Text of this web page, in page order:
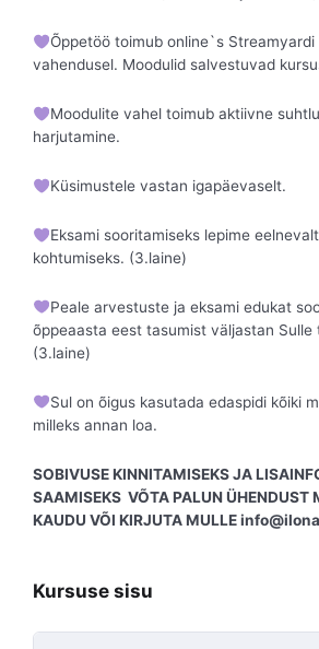
Õppetöö toimub online`s
vahendusel. Moodulid salvestuvad
Moodulite vahel toimub aktiivne
harjutamine.
Küsimustele vastan igapäevaselt.
Eksami sooritamiseks lepime
kohtumiseks. (3.laine)
Peale arvestuste ja eksami edukat
õppeaasta eest tasumist väljastan Sulle
(3.laine)
Sul on õigus kasutada edaspidi kõiki
milleks annan loa.
SOBIVUSE KINNITAMISEKS JA
SAAMISEKSVÕTA PALUN ÜHENDUST
KAUDU VÕI KIRJUTA MULLE
Kursuse sisu